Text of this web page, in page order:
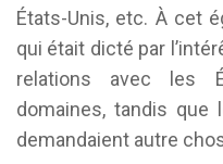
États-Unis, etc. À cet
qui était dicté par
relations avec les
domaines, tandis
demandaient autre